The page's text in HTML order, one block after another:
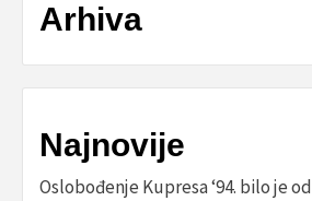
Arhiva
Najnovije
Oslobođenje Kupresa ‘94. bilo je